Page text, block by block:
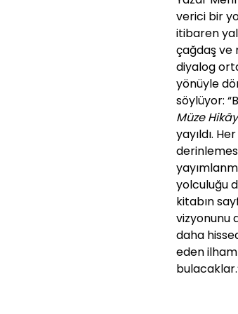
verici bir
itibaren
çağdaş ve
diyalog
yönüyle
söylüyor:
Müze
yayıldı.
yolculuğu
kitabın
vizyonunu
daha
eden